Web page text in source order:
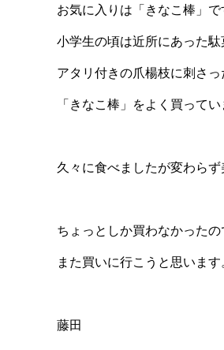
お気に入りは「きなこ棒」で
小学生の頃は近所にあった駄
アタリ付きの爪楊枝に刺さっ
「きなこ棒」をよく買ってい
久々に食べましたが変わらず
ちょっとしか買わなかったの
また買いに行こうと思います
藤田